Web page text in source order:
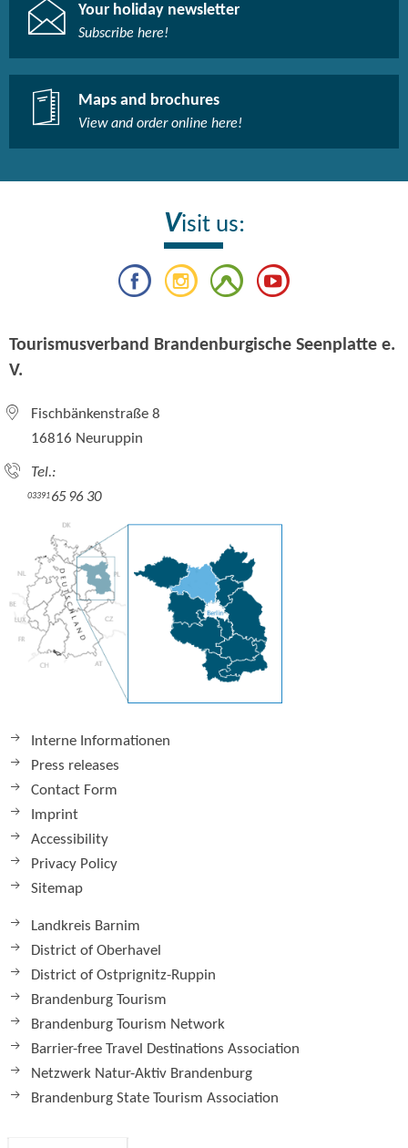
Your holiday newsletter
Subscribe here!​
Maps and brochures
View and order online here!​
Visit us:
Tourismusverband Brandenburgische Seenplatte e.
V.
Fischbänkenstraße 8
16816 Neuruppin
Tel.:
0339165 96 30
Interne Informationen
Press releases
Contact Form
Imprint
Accessibility
Privacy Policy
Sitemap
Landkreis Barnim
District of Oberhavel
District of Ostprignitz-Ruppin
Brandenburg Tourism
Brandenburg Tourism Network
Barrier-free Travel Destinations Association
Netzwerk Natur-Aktiv Brandenburg
Brandenburg State Tourism Association